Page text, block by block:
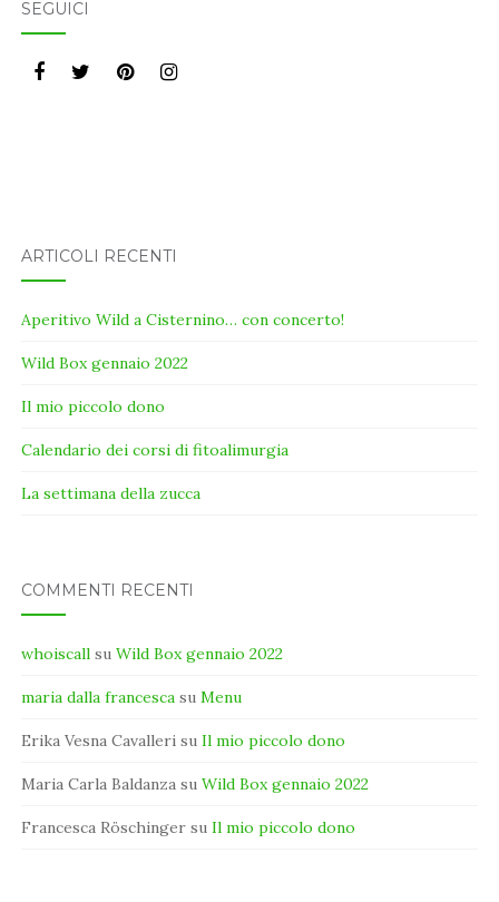
SEGUICI
ARTICOLI RECENTI
Aperitivo Wild a Cisternino… con concerto!
Wild Box gennaio 2022
Il mio piccolo dono
Calendario dei corsi di fitoalimurgia
La settimana della zucca
COMMENTI RECENTI
whoiscall suWild Box gennaio 2022
maria dalla francesca su Menu
Erika Vesna Cavalleri suIl mio piccolo dono
Maria Carla Baldanza suWild Box gennaio 2022
Francesca Röschinger suIl mio piccolo dono